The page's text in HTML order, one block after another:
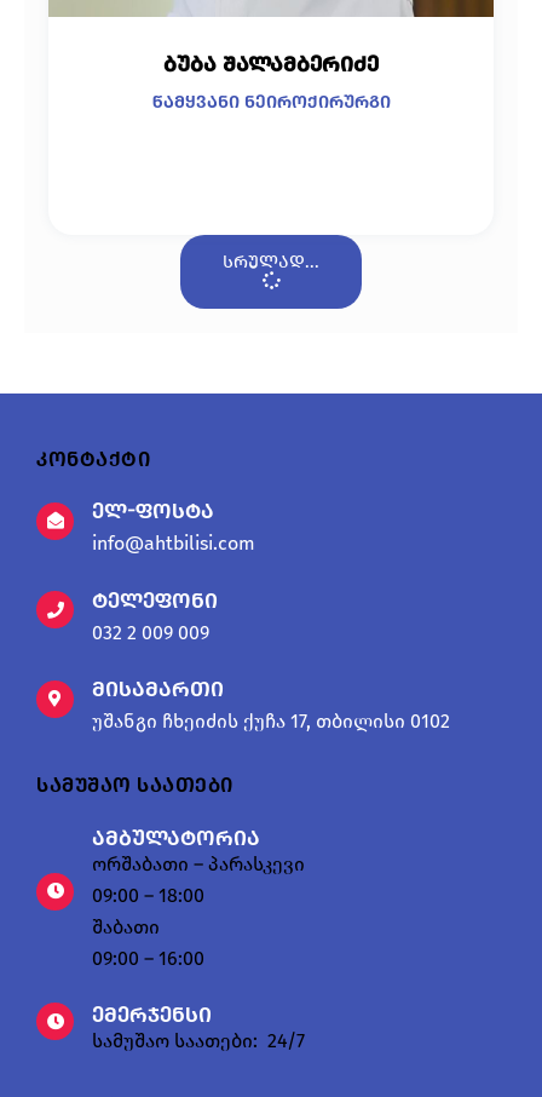
ბუბა შალამბერიძე
წამყვანი ნეიროქირურგი
სრულად...
კონტაქტი
ელ-ფოსტა
info@ahtbilisi.com
ტელეფონი
032 2 009 009
მისამართი
უშანგი ჩხეიძის ქუჩა 17, თბილისი 0102
სამუშაო საათები
ამბულატორია
ორშაბათი – პარასკევი
09:00 – 18:00
შაბათი
09:00 – 16:00
ემერჯენსი
სამუშაო საათები: 24/7